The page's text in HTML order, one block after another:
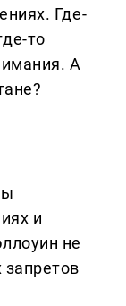
Где-
то
А
и
не